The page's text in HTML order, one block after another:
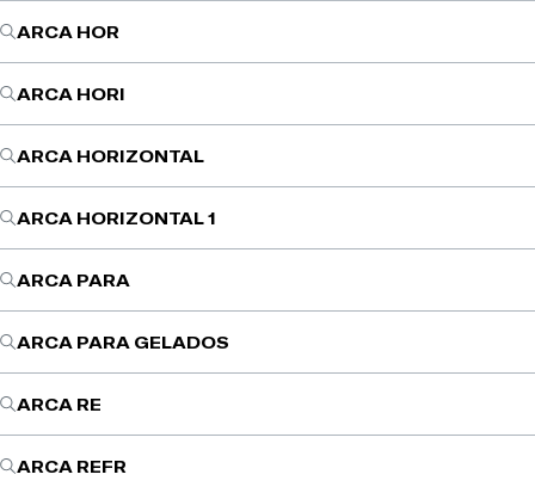
ARCA HOR
ARCA HORI
ARCA HORIZONTAL
ARCA HORIZONTAL 1
ARCA PARA
ARCA PARA GELADOS
ARCA RE
ARCA REFR